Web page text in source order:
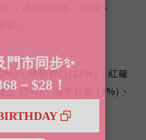
、ISO50000、GMP、
心
、綠唇青口(13%)、紅蘿
(3%)、羽衣甘藍 (2%)、